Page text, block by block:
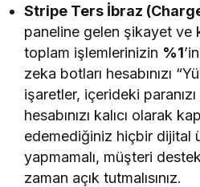
Stripe Ters İbraz
paneline gelen şikayet ve
toplam işlemlerinizin %1
zeka botları hesabınızı
işaretler, içerideki
hesabınızı kalıcı olarak
edemediğiniz hiçbir dijital
yapmamalı, müşteri destek
zaman açık tutmalısınız.